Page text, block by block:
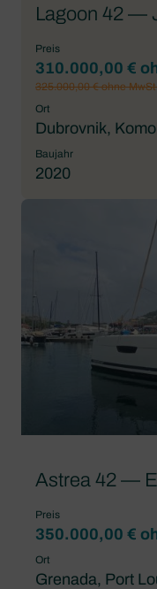
Lagoon 42 —
Preis
310.000,00 €
325.000,00 € ohne
Ort
Dubrovnik,
Baujahr
2020
Astrea 42 —
Preis
350.000,00 €
Ort
Grenada, Port